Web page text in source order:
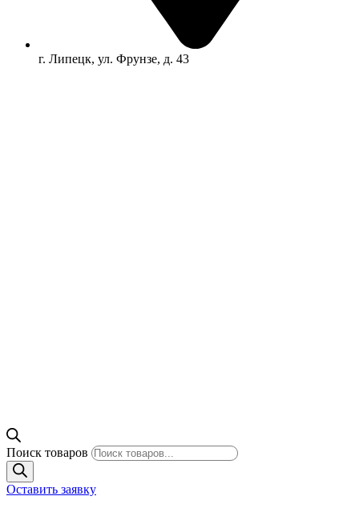
г. Липецк, ул. Фрунзе, д. 43
Поиск товаров
Оставить заявку